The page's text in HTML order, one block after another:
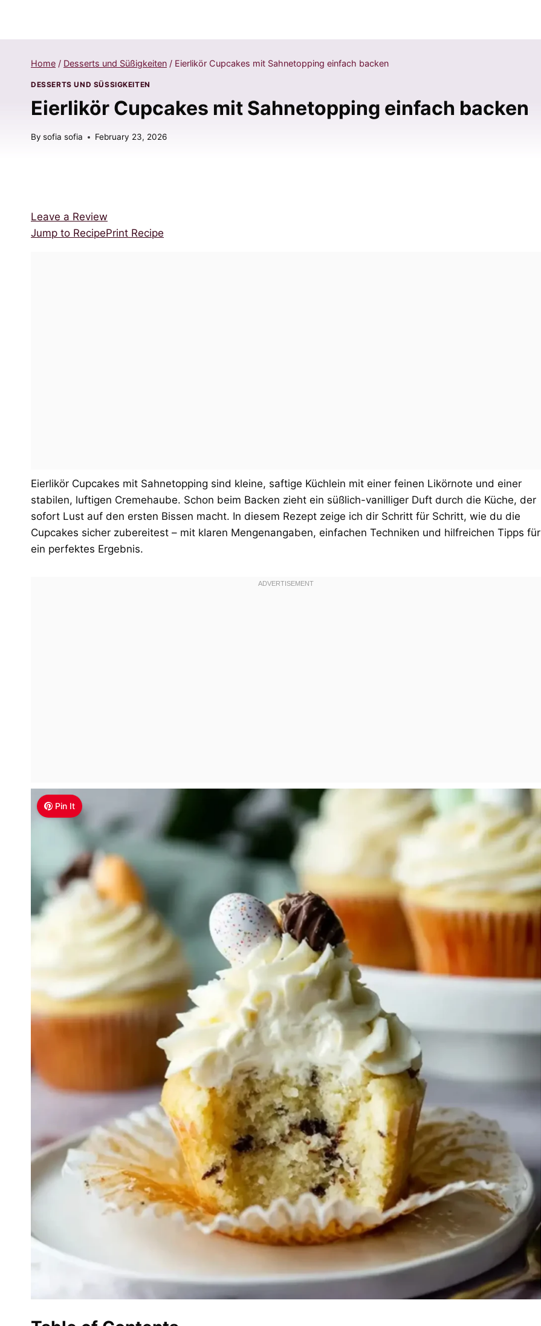
Home / Desserts und Süßigkeiten / Eierlikör Cupcakes mit Sahnetopping einfach backen
DESSERTS UND SÜSSIGKEITEN
Eierlikör Cupcakes mit Sahnetopping einfach backen
By sofia sofia February 23, 2026
Jump to RecipePrint Recipe
Leave a Review
Eierlikör Cupcakes mit Sahnetopping sind kleine, saftige Küchlein mit einer feinen Likörnote und einer
stabilen, luftigen Cremehaube. Schon beim Backen zieht ein süßlich-vanilliger Duft durch die Küche, der
sofort Lust auf den ersten Bissen macht. In diesem Rezept zeige ich dir Schritt für Schritt, wie du die
Cupcakes sicher zubereitest – mit klaren Mengenangaben, einfachen Techniken und hilfreichen Tipps für
ein perfektes Ergebnis.
Pin It